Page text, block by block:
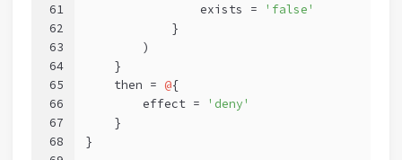
61
62
63
64
65
66
67
68
                exists =
'false'
            }
        )
    }
    then =
@{
        effect =
'deny'
    }
}